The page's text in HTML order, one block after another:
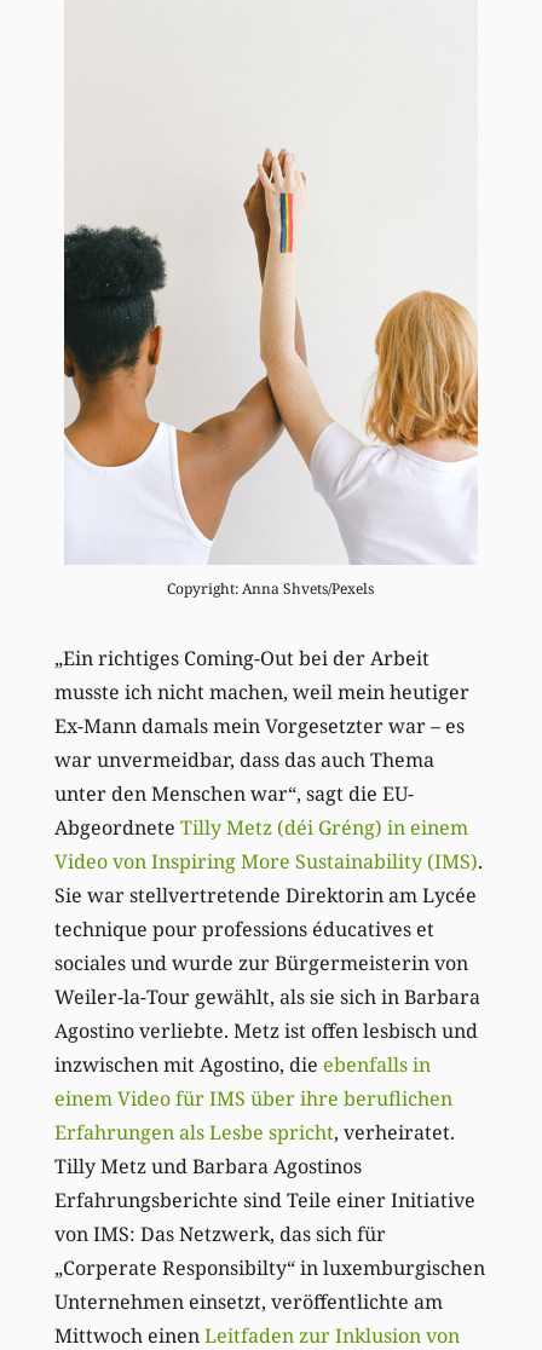
Copyright: Anna Shvets/Pexels
„Ein richtiges Coming-Out bei der Arbeit
musste ich nicht machen, weil meinheutiger
Ex-Manndamals mein Vorgesetzter war –es
warunvermeidbar, dass das auch Thema
unter denMenschenwar“, sagt die EU-
Abgeordnete Tilly Metz (déi Gréng) in einem
VideovonInspiring More Sustainability (IMS).
Sie war stellvertretende Direktorin am Lycée
technique pour professions éducatives et
sociales und wurde zur Bürgermeisterin von
Weiler-la-Tour gewählt, als sie sich inBarbara
Agostinoverliebte. Metz ist offen lesbisch und
inzwischenmit Agostino, die ebenfalls in
einem Video für IMS über ihre beruflichen
Erfahrungen als Lesbe spricht, verheiratet.
Tilly Metz und Barbara Agostinos
Erfahrungsberichte sind Teile einer Initiative
von IMS: Das Netzwerk, das sich für
„Corperate Responsibilty“ in luxemburgischen
Unternehmen einsetzt, veröffentlichte am
Mittwoch einenLeitfaden zur Inklusion von